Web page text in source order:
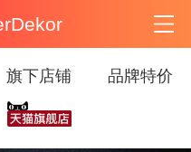
旗下店铺 品牌特价